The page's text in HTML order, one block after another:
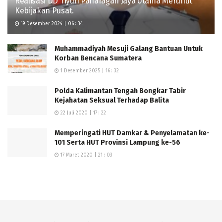
perlu harus terus ditingkatkan. Dan sebagai bentuk
komitmen untuk memudahkan masyarakat dalam
mendapatkan pelayanan sedot wc, Pemkab Lamsel
akan melakukan pengenalan Aplikasi Sedot WC
“SAnitasi LAyak Dan aMAN” (Salaman),” pungkasnya.
(Johan)
Kebijakan Pusat.
19 Desember 2024 | 06 : 34
Muhammadiyah Mesuji Galang Bantuan Untuk
Korban Bencana Sumatera
1 Desember 2025 | 16 : 32
Polda Kalimantan Tengah Bongkar Tabir
Kejahatan Seksual Terhadap Balita
22 Juli 2020 | 17 : 22
Memperingati HUT Damkar & Penyelamatan ke-
101 Serta HUT Provinsi Lampung ke-56
17 Maret 2020 | 21 : 03